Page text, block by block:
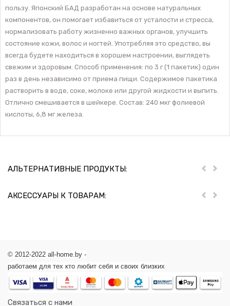
пользу. Японский БАД разработан на основе натуральных
компонентов, он помогает избавиться от усталости и стресса,
нормализовать работу жизненно важных органов, улучшить
состояние кожи, волос и ногтей. Употребляя это средство, вы
всегда будете находиться в хорошем настроении, выглядеть
свежим и здоровым. Способ применения: по 3 г (1 пакетик) один
раз в день независимо от приема пищи. Содержимое пакетика
растворить в воде, соке, молоке или другой жидкости и выпить.
Отлично смешивается в шейкере. Состав: 240 мкг фолиевой
кислоты, 6,8 мг железа.
АЛЬТЕРНАТИВНЫЕ ПРОДУКТЫ: Пред
АКСЕССУАРЫ К ТОВАРАМ: Пред
© 2012-2022 all-home.by -
работаем для тех кто любит себя и своих близких
Связаться с нами